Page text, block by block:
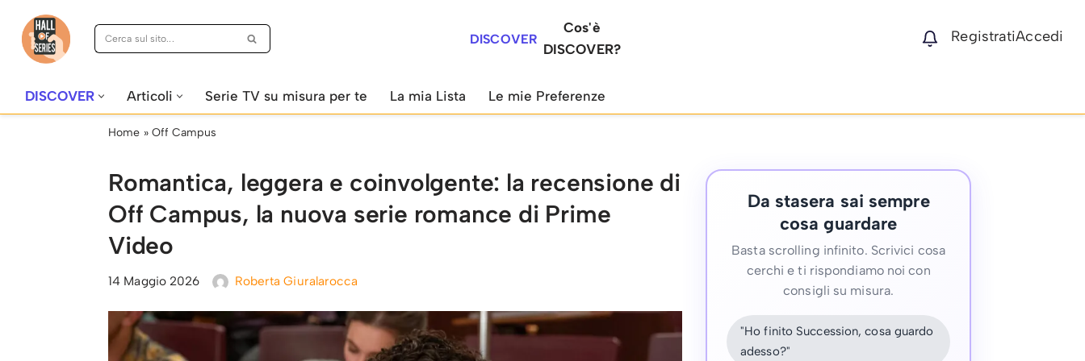
Vai
DISCOVER
Cos'è
DISCOVER?
RegistratiAccedi
DISCOVER Articoli Serie TV su misura per te La mia Lista Le mie Preferenze
Home » Off Campus
Romantica, leggera e coinvolgente: la recensione di
Off Campus, la nuova serie romance di Prime
Video
14 Maggio 2026 Roberta Giuralarocca
Da stasera sai sempre
cosa guardare
Basta scrolling infinito. Scrivici cosa
cerchi e ti rispondiamo noi con
consigli su misura.
"Ho finito Succession, cosa guardo
adesso?"